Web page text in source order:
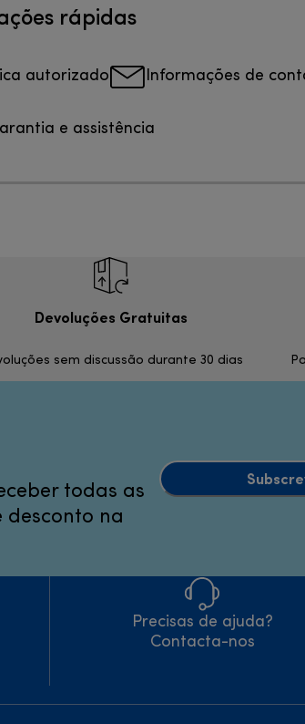
rápidas
autorizado Informações de
e assistência
Devoluções Gratuitas
sem discussão durante 30 dias
todas as
desconto na
Precisas de ajuda?
Contacta-nos